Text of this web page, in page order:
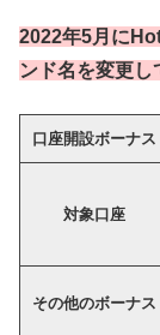
2022年5月に
ンド名を変更し
口座開設ボーナス
対象口座
その他のボーナス